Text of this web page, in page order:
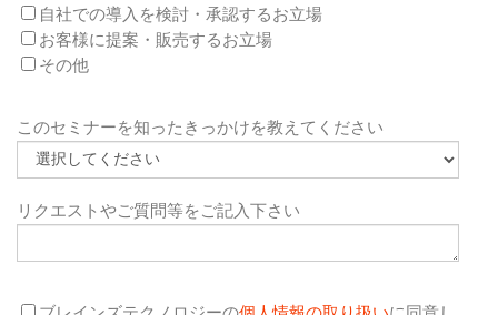
自社での導入を検討・承認するお立場
お客様に提案・販売するお立場
その他
このセミナーを知ったきっかけを教えてください
リクエストやご質問等をご記入下さい